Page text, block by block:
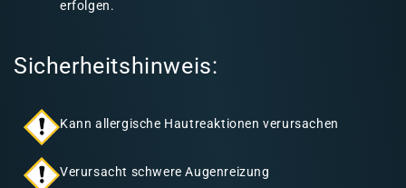
erfolgen.
Sicherheitshinweis:
Kann allergische Hautreaktionen verursachen
Verursacht schwere Augenreizung